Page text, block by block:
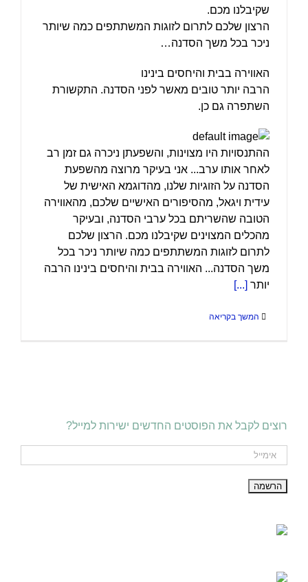
שקיבלנו מכם.
הרצון שלכם לתרום לזוגות המשתתפים כמה שיותר
ניכר בכל משך הסדנה…
האווירה בבית והיחסים בינינו
הרבה יותר טובים מאשר לפני הסדנה. התקשורת
השתפרה גם כן.
ההתנסויות היו מצוינות, והשפעתן ניכרה גם זמן רב
לאחר אותו ערב... אני בעיקר מרוצה מהשפעת
הסדנה על הזוגיות שלנו, מהדוגמא האישית של
עידית ויגאל, מהסיפורים האישיים שלכם, מהאווירה
הטובה שהשריתם בכל ערבי הסדנה, ובעיקר
מהכלים המצוינים שקיבלנו מכם. הרצון שלכם
לתרום לזוגות המשתתפים כמה שיותר ניכר בכל
משך הסדנה... האווירה בבית והיחסים בינינו הרבה
יותר [...]
המשך בקריאה
רוצים לקבל את הפוסטים החדשים ישירות למייל?